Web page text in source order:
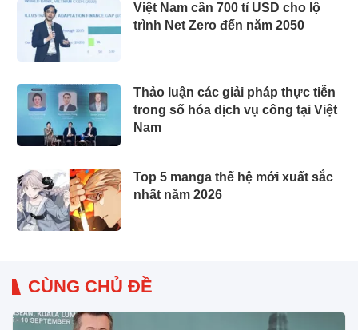
Việt Nam cần 700 tỉ USD cho lộ
trình Net Zero đến năm 2050
Thảo luận các giải pháp thực tiễn
trong số hóa dịch vụ công tại Việt
Nam
Top 5 manga thế hệ mới xuất sắc
nhất năm 2026
CÙNG CHỦ ĐỀ